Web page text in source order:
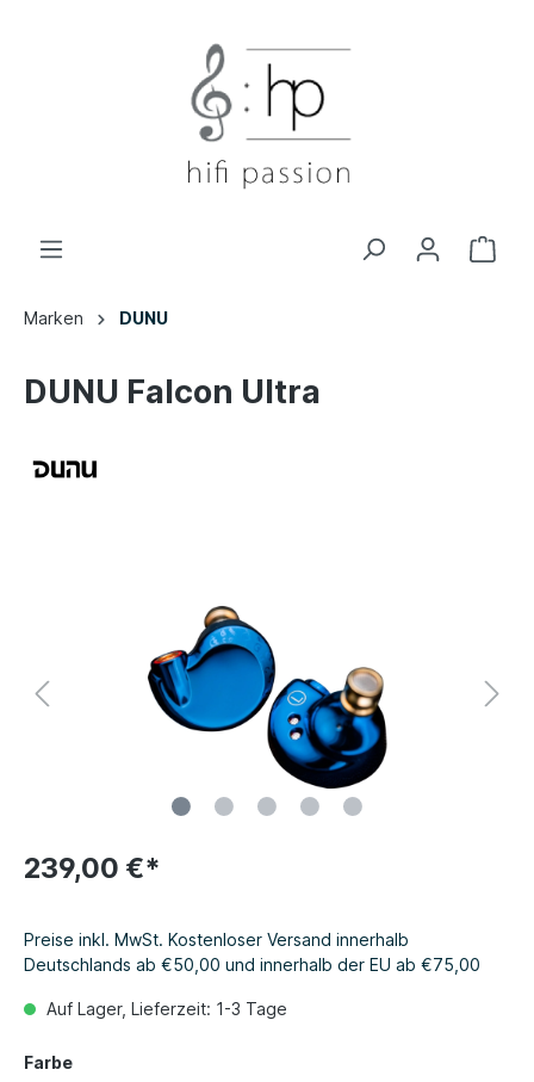
Marken DUNU
DUNU Falcon Ultra
239,00 €*
Preise inkl. MwSt. Kostenloser Versand innerhalb
Deutschlands ab €50,00 und innerhalb der EU ab €75,00
Auf Lager, Lieferzeit: 1-3 Tage
Farbe